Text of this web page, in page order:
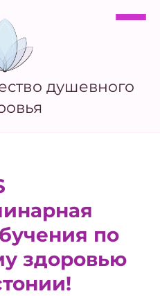
душевного
по
здоровью